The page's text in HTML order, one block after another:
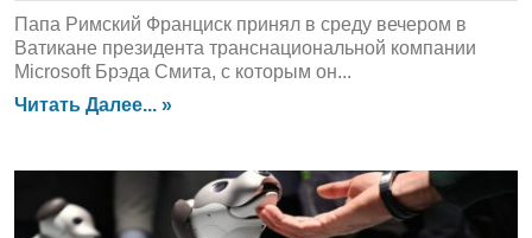
Папа Римский Франциск принял в среду вечером в
Ватикане президента транснациональной компании
Microsoft Брэда Смита, с которым он...
Читать Далее... »
ЛЕНТА НОВОСТЕЙ